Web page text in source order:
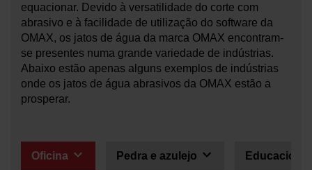
equacionar. Devido à versatilidade do corte com
abrasivo e à facilidade de utilização do software da
OMAX, os jatos de água da marca OMAX encontram-
se presentes numa grande variedade de indústrias.
Abaixo estão apenas alguns exemplos de indústrias
onde os jatos de água abrasivos da OMAX estão a
prosperar.
Oficina Pedra e azulejo Educación